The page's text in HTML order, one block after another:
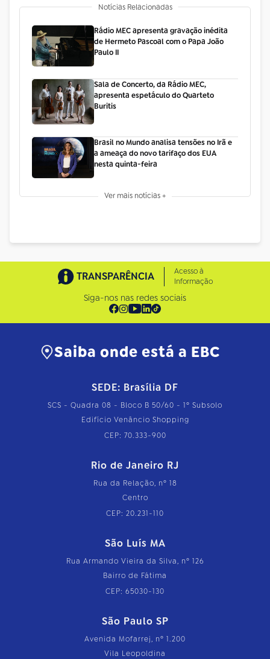
Notícias Relacionadas
Rádio MEC apresenta gravação inédita
de Hermeto Pascoal com o Papa João
Paulo II
Sala de Concerto, da Rádio MEC,
apresenta espetáculo do Quarteto
Buritis
Brasil no Mundo analisa tensões no Irã e
a ameaça do novo tarifaço dos EUA
nesta quinta-feira
Ver mais notícias +
TRANSPARÊNCIA
Acesso à
Informação
Siga-nos nas redes sociais
Saiba onde está a EBC
SEDE: Brasília DF
SCS - Quadra 08 - Bloco B 50/60 - 1º Subsolo
Edifício Venâncio Shopping
CEP: 70.333-900
Rio de Janeiro RJ
Rua da Relação, nº 18
Centro
CEP: 20.231-110
São Luís MA
Rua Armando Vieira da Silva, nº 126
Bairro de Fátima
CEP: 65030-130
São Paulo SP
Avenida Mofarrej, nº 1.200
Vila Leopoldina